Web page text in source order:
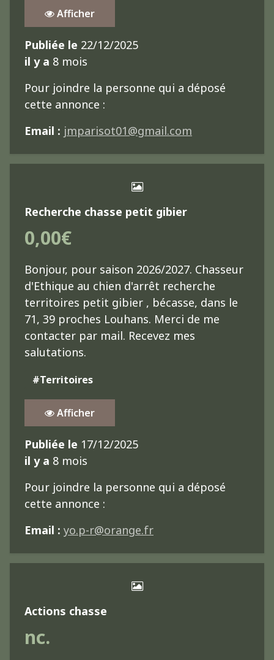
Afficher
Publiée le 22/12/2025
il y a 8 mois
Pour joindre la personne qui a déposé
cette annonce :
Email : jmparisot01@gmail.com
Recherche chasse petit gibier
0,00€
Bonjour, pour saison 2026/2027. Chasseur
d'Ethique au chien d'arrêt recherche
territoires petit gibier , bécasse, dans le
71, 39 proches Louhans. Merci de me
contacter par mail. Recevez mes
salutations.
#Territoires
Afficher
Publiée le 17/12/2025
il y a 8 mois
Pour joindre la personne qui a déposé
cette annonce :
Email : yo.p-r@orange.fr
Actions chasse
nc.